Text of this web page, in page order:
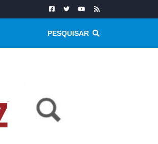
PESQUISAR